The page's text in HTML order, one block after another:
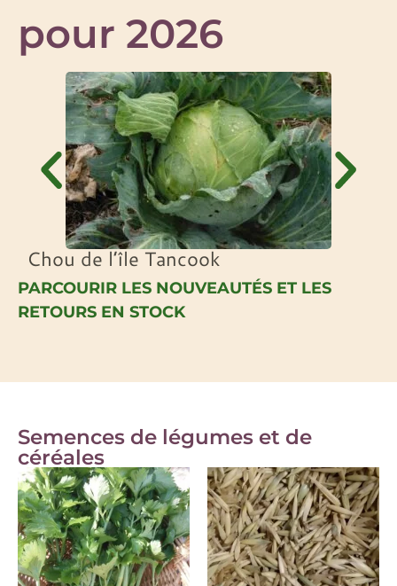
pour 2026
Chou de l’île Tancook
PARCOURIR LES NOUVEAUTÉS ET LES
RETOURS EN STOCK
Semences de légumes et de
céréales